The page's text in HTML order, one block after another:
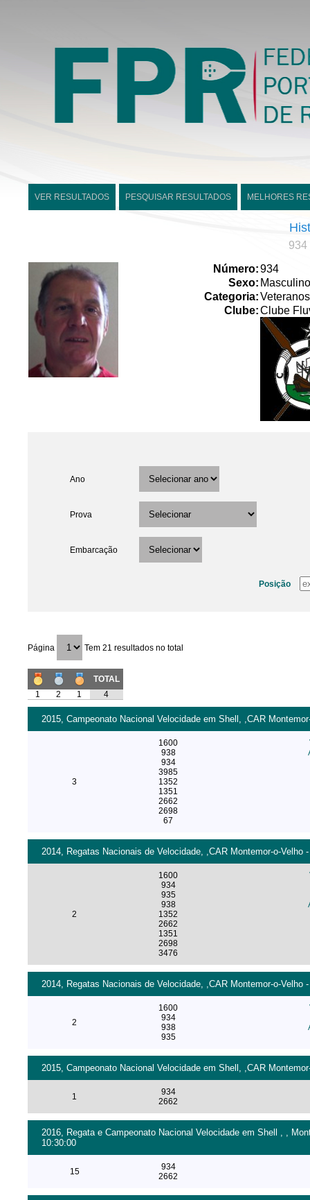
VER RESULTADOS PESQUISAR RESULTADOS MELHORES
934
Número:934
Sexo: Masculino
Categoria:Veteranos
Clube:Clube
Ano
Prova
Embarcação
Posição
Página Tem 21 resultados no total
TOTAL
1
2 1 4
2015, Campeonato Nacional Velocidade em Shell, ,CAR
3
1600
938
934
3985
1352
1351
2662
2698
67
2014, Regatas Nacionais de Velocidade, ,CAR Montemor-o-Velho
2
1600
934
935
938
1352
2662
1351
2698
3476
2014, Regatas Nacionais de Velocidade, ,CAR Montemor-o-Velho
2
1600
934
938
935
2015, Campeonato Nacional Velocidade em Shell, ,CAR
1
934
2662
2016, Regata e Campeonato Nacional Velocidade em Shell , ,
10:30:00
15
934
2662